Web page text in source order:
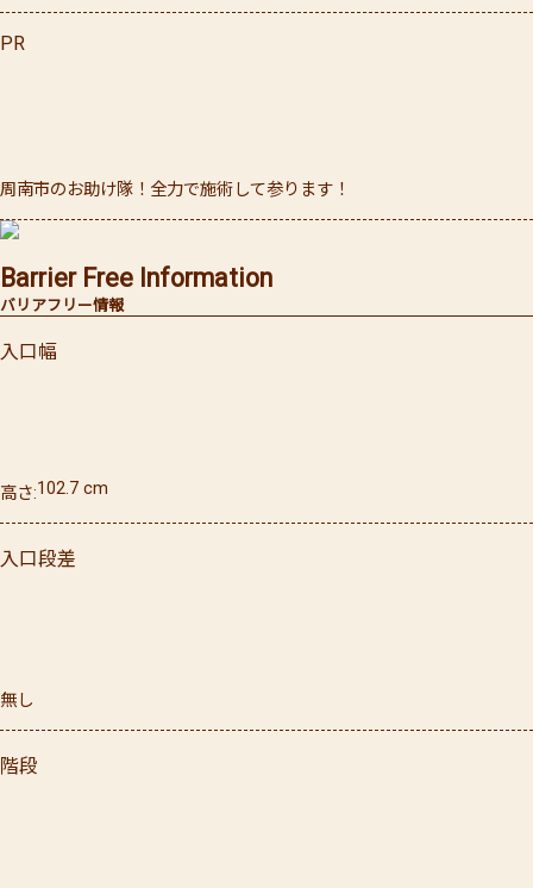
PR
周南市のお助け隊！全力で施術して参ります！
バリアフリー情報
Barrier Free Information
入口幅
高さ 102.7 cm
入口段差
無し
階段